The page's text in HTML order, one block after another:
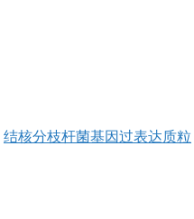
结核分枝杆菌基因过表达质粒